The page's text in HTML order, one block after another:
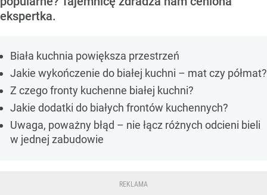
ekspertka.
Biała kuchnia powiększa przestrzeń
Jakie wykończenie do białej kuchni – mat czy półmat?
Z czego fronty kuchenne białej kuchni?
Jakie dodatki do białych frontów kuchennych?
Uwaga, poważny błąd – nie łącz różnych odcieni bieli
w jednej zabudowie